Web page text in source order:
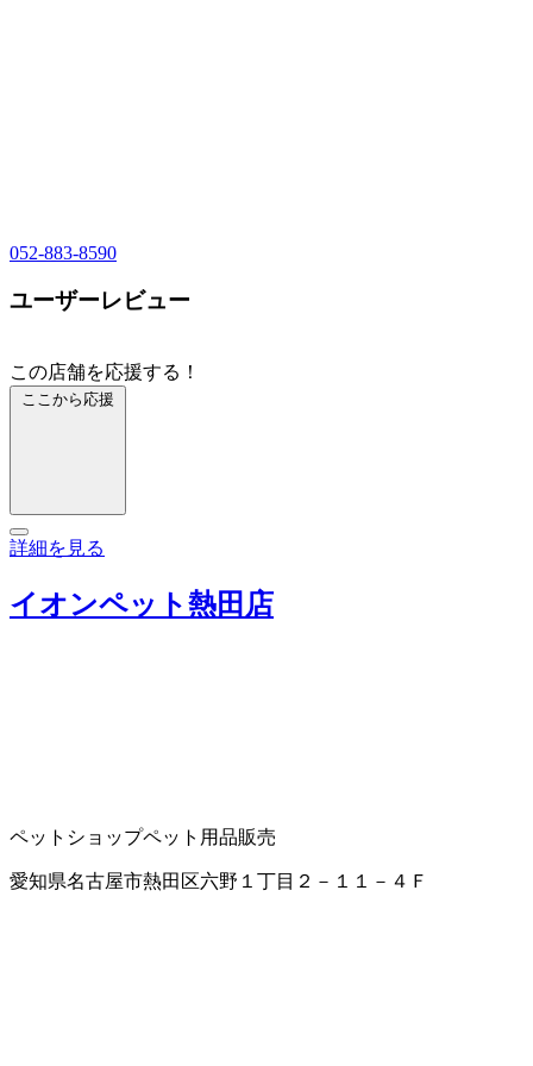
052-883-8590
ユーザーレビュー
この店舗を応援する！
ここから応援
詳細を見る
イオンペット熱田店
ペットショップペット用品販売
愛知県名古屋市熱田区六野１丁目２－１１－４Ｆ